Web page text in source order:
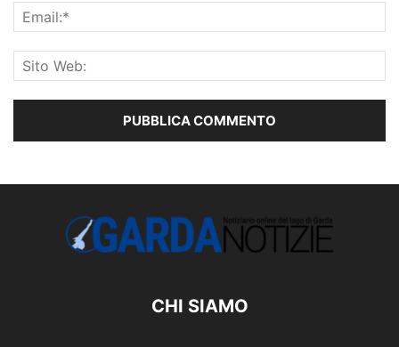
CHI SIAMO